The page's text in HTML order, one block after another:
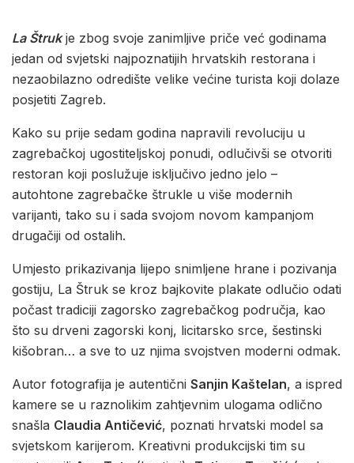
La Štrukje zbog svoje zanimljive priče već godinama
jedan od svjetski najpoznatijih hrvatskih restorana i
nezaobilazno odredište velike većine turista koji dolaze
posjetiti Zagreb.
Kako su prije sedam godina napravili revoluciju u
zagrebačkoj ugostiteljskoj ponudi, odlučivši se otvoriti
restoran koji poslužuje isključivo jedno jelo –
autohtone zagrebačke štrukle u više modernih
varijanti, tako su i sada svojom novom kampanjom
drugačiji od ostalih.
Umjesto prikazivanja lijepo snimljene hrane i pozivanja
gostiju, La Štruk se kroz bajkovite plakate odlučio odati
počast tradiciji zagorsko zagrebačkog područja, kao
što su drveni zagorski konj, licitarsko srce, šestinski
kišobran… a sve to uz njima svojstven moderni odmak.
Autor fotografija je autentični Sanjin Kaštelan, a ispred
kamere se u raznolikim zahtjevnim ulogama odlično
snašla Claudia Antičević, poznati hrvatski model sa
svjetskom karijerom. Kreativni produkcijski tim su